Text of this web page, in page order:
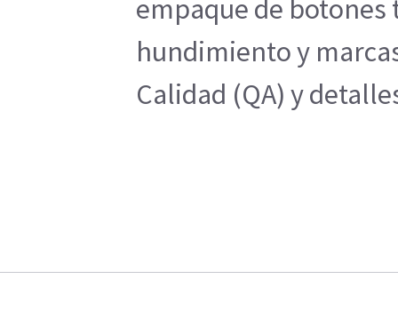
empaque de
hundimiento y
Calidad (QA) y